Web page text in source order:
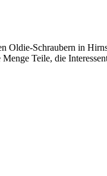
Oldie-Schraubern in
Teile, die